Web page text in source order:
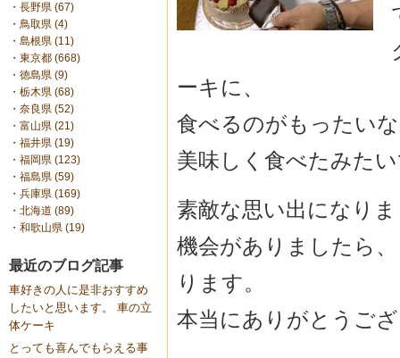
・ 長野県 (67)
・ 鳥取県 (4)
・ 島根県 (11)
・ 東京都 (668)
・ 徳島県 (9)
・ 栃木県 (68)
・ 奈良県 (52)
・ 富山県 (21)
・ 福井県 (19)
・ 福岡県 (123)
・ 福島県 (59)
・ 兵庫県 (169)
・ 北海道 (89)
・ 和歌山県 (19)
最近のブログ記事
車好きの人に是非おすすめ
したいと思います。 車の立
体ケーキ
とっても喜んでもらえる事
ーキに、
食べるのがもったい
美味しく食べたみた
素敵な思い出になり
機会がありましたら
ります。
本当にありがとうご